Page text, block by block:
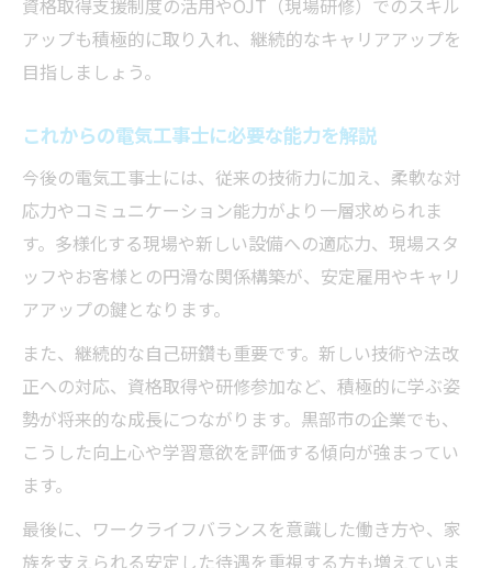
アップも積極的に取り入れ、継続的なキャリアアップを
目指しましょう。
これからの電気工事士に必要な能力を解説
今後の電気工事士には、従来の技術力に加え、柔軟な対
応力やコミュニケーション能力がより一層求められま
す。多様化する現場や新しい設備への適応力、現場スタ
ッフやお客様との円滑な関係構築が、安定雇用やキャリ
アアップの鍵となります。
また、継続的な自己研鑽も重要です。新しい技術や法改
正への対応、資格取得や研修参加など、積極的に学ぶ姿
勢が将来的な成長につながります。黒部市の企業でも、
こうした向上心や学習意欲を評価する傾向が強まってい
ます。
最後に、ワークライフバランスを意識した働き方や、家
族を支えられる安定した待遇を重視する方も増えていま